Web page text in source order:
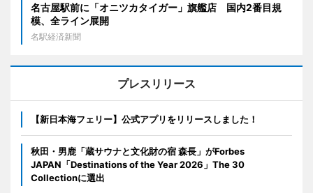
名古屋駅前に「オニツカタイガー」旗艦店 国内2番目規
模、全ライン展開
名駅経済新聞
プレスリリース
【新日本海フェリー】公式アプリをリリースしました！
秋田・男鹿「蔵サウナと文化財の宿 森長」がForbes
JAPAN「Destinations of the Year 2026」The 30
Collectionに選出